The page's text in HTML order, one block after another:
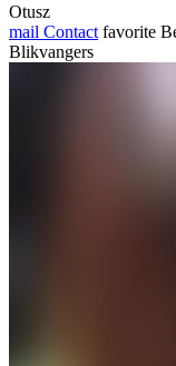
Otusz
mail Contact favorite
Blikvangers